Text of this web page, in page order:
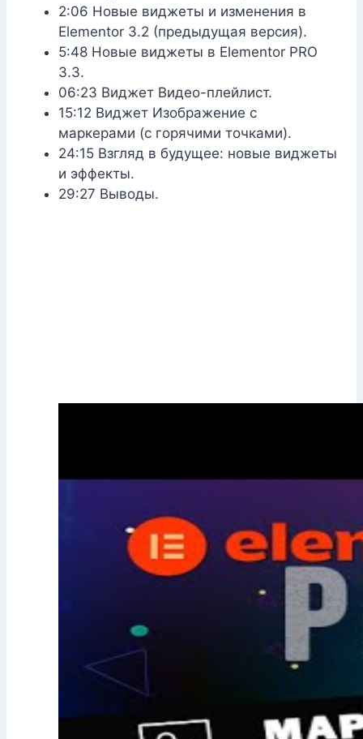
2:06 Новые виджеты и изменения в
Elementor 3.2 (предыдущая версия).
5:48 Новые виджеты в Elementor PRO
3.3.
06:23 Виджет Видео-плейлист.
15:12 Виджет Изображение с
маркерами (с горячими точками).
24:15 Взгляд в будущее: новые виджеты
и эффекты.
29:27 Выводы.